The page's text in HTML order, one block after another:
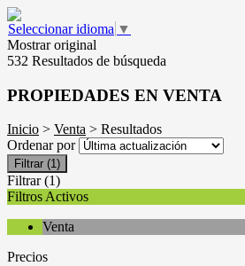
Seleccionar idioma ▼
Mostrar original
532 Resultados de búsqueda
PROPIEDADES EN VENTA
Inicio > Venta > Resultados
Ordenar por
Filtrar (1)
Filtrar (1)
Filtros Activos
Venta
Precios